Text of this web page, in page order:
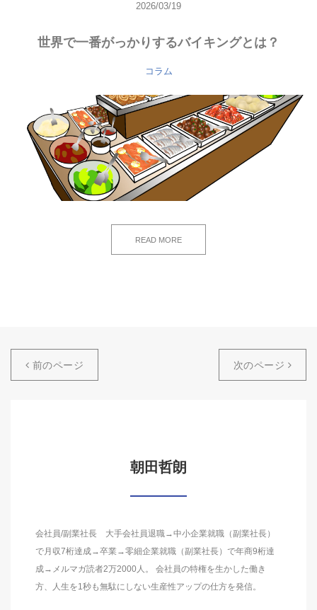
2026/03/19
世界で一番がっかりするバイキングとは？
コラム
READ MORE
前のページ 次のページ
朝田哲朗
会社員/副業社長 大手会社員退職→中小企業就職（副業社長）
で月収7桁達成→卒業→零細企業就職（副業社長）で年商9桁達
成→メルマガ読者2万2000人。 会社員の特権を生かした働き
方、人生を1秒も無駄にしない生産性アップの仕方を発信。